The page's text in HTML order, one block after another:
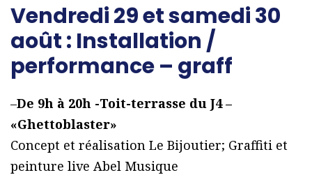
Vendredi 29 et samedi 30
août : Installation /
performance – graff
–De 9h à 20h -Toit-terrasse du J4 –
«Ghettoblaster»
Concept et réalisation Le Bijoutier; Graffiti et
peinture live Abel Musique